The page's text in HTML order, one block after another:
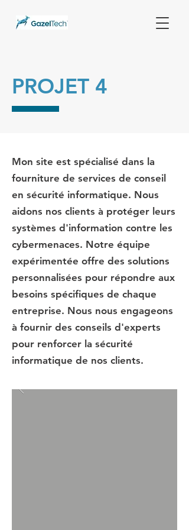
PROJET 4
Mon site est spécialisé dans la
fourniture de services de conseil
en sécurité informatique. Nous
aidons nos clients à protéger leurs
systèmes d'information contre les
cybermenaces. Notre équipe
expérimentée offre des solutions
personnalisées pour répondre aux
besoins spécifiques de chaque
entreprise. Nous nous engageons
à fournir des conseils d'experts
pour renforcer la sécurité
informatique de nos clients.